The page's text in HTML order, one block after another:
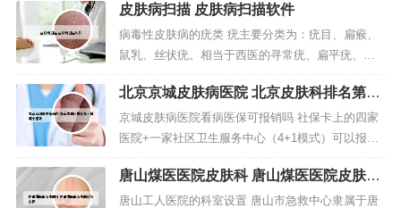
皮肤病扫描 皮肤病扫描软件
病毒性皮肤病的疣类 疣主要分类为：疣目、扁瘊、
鼠乳、丝状疣。相当于西医的寻常疣、扁平疣、传
染性软疣、丝状疣。寻常疣、扁平疣、尖锐湿疣为
类人乳头样多空泡病毒所致；传染性软疣为痘疮病
毒所致。疣类多见于儿童及青少年，潜伏期为1-3个
月，有自身接种扩散、自愈性特点。问题一：皮肤
上长疣怎么办 ？成都锦江区人民...
北京京城皮肤病医院 北京皮肤科排名第一
是哪个医院
京城皮肤病医院看病医保可报销吗 社保卡上的四家
医院+一家社区卫生服务中心（4+1模式）可以报
销。法律主观：皮肤病能不能报销与病种无关，只
是就诊的医院有关系。如果医院是 医保 定点单位，
你平时按时缴足的社会保障，就可以享受医保。皮
唐山煤医医院皮肤科 唐山煤医医院皮肤科
怎么样
唐山工人医院的科室设置 唐山市急救中心隶属于唐